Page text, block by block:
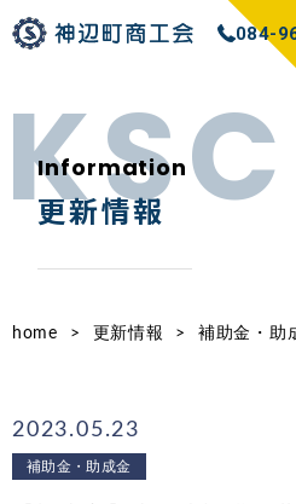
084-
Information
更新情報
home > 更新情報 > 補助金・助
2023.05.23
補助金・助成金